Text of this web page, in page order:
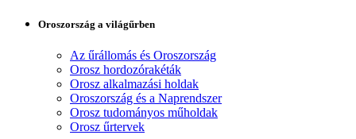
Oroszország a világűrben
Az űrállomás és Oroszország
Orosz hordozórakéták
Orosz alkalmazási holdak
Oroszország és a Naprendszer
Orosz tudományos műholdak
Orosz űrtervek